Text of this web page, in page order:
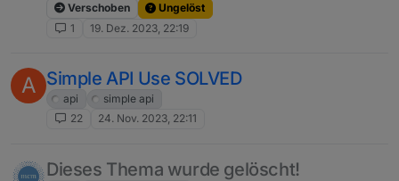
Verschoben
Ungelöst
1
19. Dez. 2023, 22:19
A Simple API Use SOLVED
api
simple api
22
24. Nov. 2023, 22:11
Dieses Thema wurde gelöscht!